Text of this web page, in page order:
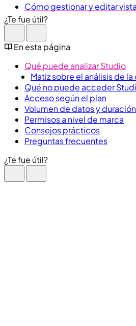
Cómo gestionar y editar
¿Te fue útil?
En esta página
Qué puede analizar Studio
Matiz sobre el análisis de
Qué no puede acceder
Acceso según el plan
Volumen de datos y
Permisos a nivel de marca
Consejos prácticos
Preguntas frecuentes
¿Te fue útil?